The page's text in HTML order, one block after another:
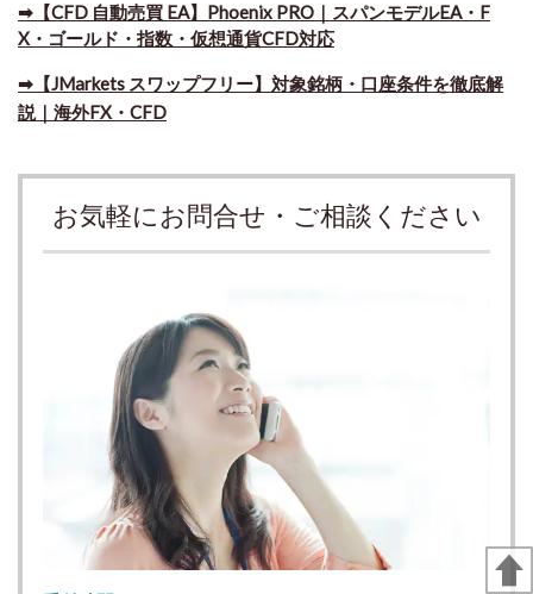
➡​【CFD 自動売買 EA】Phoenix PRO｜スパンモデルEA・F
X・ゴールド・指数・仮想通貨CFD対応
➡​【JMarkets スワップフリー】対象銘柄・口座条件を徹底解
説｜海外FX・CFD
お気軽にお問合せ・ご相談ください